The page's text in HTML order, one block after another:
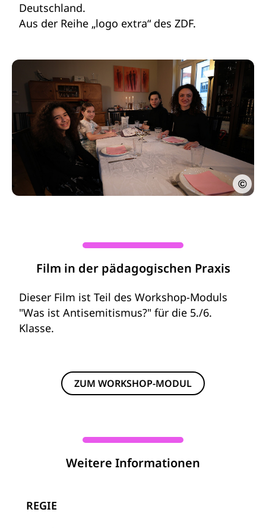
Deutschland.
Aus der Reihe „logo extra“ des ZDF.
©
Film in der pädagogischen Praxis
Dieser Film ist Teil des Workshop-Moduls
"Was ist Antisemitismus?" für die 5./6.
Klasse.
ZUM WORKSHOP-MODUL
Weitere Informationen
REGIE